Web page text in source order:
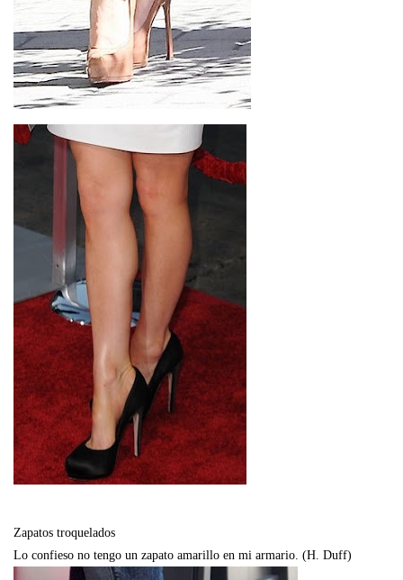
Zapatos troquelados
Lo confieso no tengo un zapato amarillo en mi armario. (H. Duff)